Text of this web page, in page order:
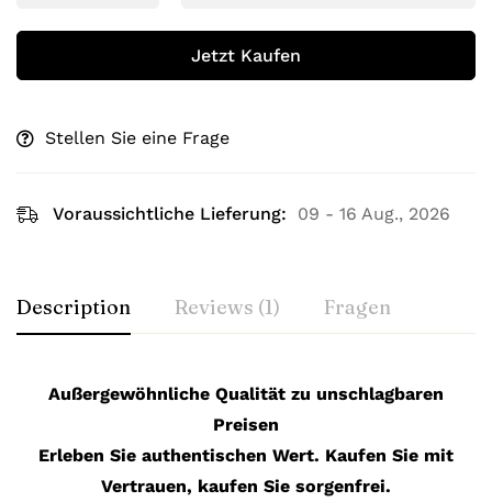
Jetzt Kaufen
Stellen Sie eine Frage
Voraussichtliche Lieferung: 09 - 16 Aug., 2026
Description Reviews (1) Fragen
Außergewöhnliche Qualität zu unschlagbaren
Preisen
Erleben Sie authentischen Wert. Kaufen Sie mit
Vertrauen, kaufen Sie sorgenfrei.